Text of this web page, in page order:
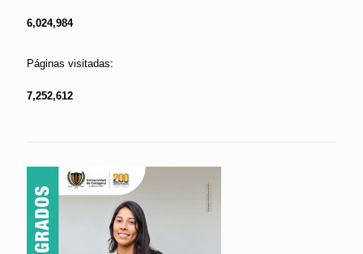
6,024,984
Páginas visitadas:
7,252,612